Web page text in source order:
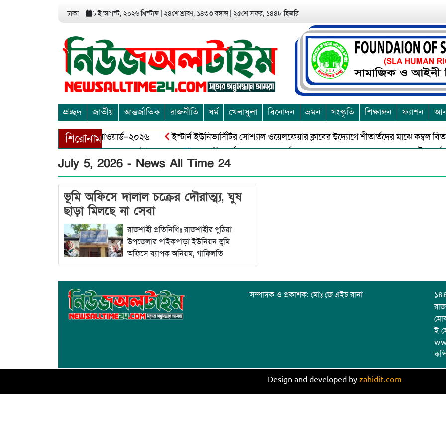
ঢাকা ৮ই আগস্ট, ২০২৬ খ্রিস্টাব্দ ২৪শে শ্রাবণ, ১৪৩৩ বঙ্গাব্দ ২৫শে সফর, ১৪৪৮ হিজরি
প্রচ্ছদ জাতীয় আন্তর্জাতিক রাজনীতি ধর্ম খেলাধুলা বিনোদন ভ্রমন সংস্কৃতি শিক্ষাঙ্গন ফ্যাশন
শিরোনাম
মিডিয়া এন্ড এন্ট্রাপ্রেনিয়র অ্যাওয়ার্ড–২০২৬ ইস্টার্ন ইউনিভার্সিটির সোশ্যাল ওয়েলফেয়ার ক্লাবের উদ্যোগে শীতার্তদের মাঝে কম্বল
বাঘায় বীর মুক্তিযোদ্ধা আব্দুল খালেক এর ইন্তেকাল
আত্মশুদ্ধি অর্জন ও অশুভকে বর্জন করে সত্য,সুন্দরকে বরনে কলাপাড়ায় বৌদ্ধ
July 5, 2026 - News All Time 24
ভূমি অফিসে দালাল চক্রের দৌরাত্ম্য, ঘুষ
ছাড়া মিলছে না সেবা
রাজশাহী প্রতিনিধিঃ রাজশাহীর পুঠিয়া
উপজেলার পাইকপাড়া ইউনিয়ন ভূমি
অফিসে ব্যাপক অনিয়ম, গাফিলতি
বিস্তারিত...
সম্পাদক ও প্রকাশক: মোঃ জে এইচ রানা
ই-
Design and developed by zahidit.com